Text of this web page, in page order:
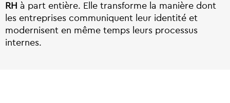
RH à part entière. Elle transforme la manière dont
les entreprises communiquent leur identité et
modernisent en même temps leurs processus
internes.